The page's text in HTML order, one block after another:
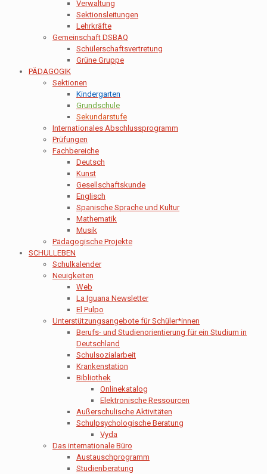
Verwaltung
Sektionsleitungen
Lehrkräfte
Gemeinschaft DSBAQ
Schülerschaftsvertretung
Grüne Gruppe
PÄDAGOGIK
Sektionen
Kindergarten
Grundschule
Sekundarstufe
Internationales Abschlussprogramm
Prüfungen
Fachbereiche
Deutsch
Kunst
Gesellschaftskunde
Englisch
Spanische Sprache und Kultur
Mathematik
Musik
Pädagogische Projekte
SCHULLEBEN
Schulkalender
Neuigkeiten
Web
La Iguana Newsletter
El Pulpo
Unterstützungsangebote für Schüler*innen
Berufs- und Studienorientierung für ein Studium in
Deutschland
Schulsozialarbeit
Krankenstation
Bibliothek
Onlinekatalog
Elektronische Ressourcen
Außerschulische Aktivitäten
Schulpsychologische Beratung
Vyda
Das internationale Büro
Austauschprogramm
Studienberatung